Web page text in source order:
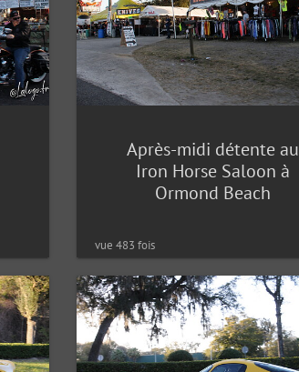
Après-midi détente au
Iron Horse Saloon à
Ormond Beach
vue 483 fois